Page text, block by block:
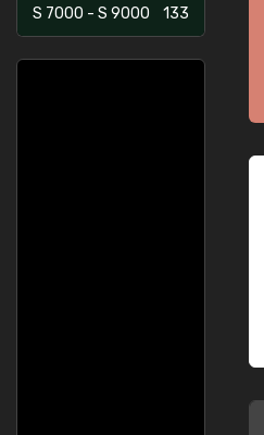
S 7000 - S 9000 133